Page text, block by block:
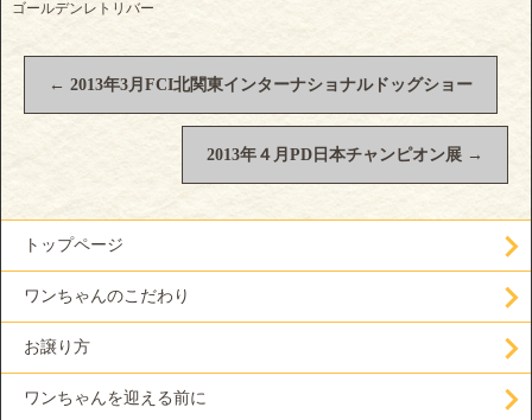
ゴールデンレトリバー
← 2013年3月FCI北関東インターナショナルドッグショー
2013年４月PD日本チャンピオン展 →
トップページ
ワンちゃんのこだわり
お譲り方
ワンちゃんを迎える前に